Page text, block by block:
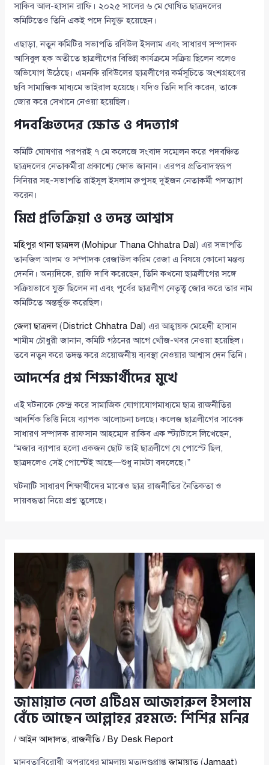
সাকিব আল-হাসান রাফি। ২০২৫ সালের ৬ মে ঘোষিত ছাত্রদলের
কমিটিতেও তিনি একই পদে নিযুক্ত হয়েছেন।
এছাড়া, নতুন কমিটির সভাপতি রবিউল ইসলাম এবং সাধারণ সম্পাদক
আসিবুল হক অতীতে ছাত্রলীগের বিভিন্ন কার্যক্রমে সক্রিয় ছিলেন বলেও
অভিযোগ উঠেছে। এমনকি রবিউলের ছাত্রলীগের কর্মসূচিতে অংশগ্রহণের
ছবি সামাজিক মাধ্যমে ভাইরাল হয়েছে। যদিও তিনি দাবি করেন, তাকে
জোর করে সেখানে নেওয়া হয়েছিল।
পদবঞ্চিতদের ক্ষোভ ও পদত্যাগ
কমিটি ঘোষণার পরপরই ৭ মে কলেজে সংবাদ সম্মেলন করে পদবঞ্চিত
ছাত্রদলের নেতাকর্মীরা প্রকাশ্যে ক্ষোভ জানান। এরপর প্রতিবাদস্বরূপ
সিনিয়র সহ-সভাপতি রাইসুল ইসলাম রুপুসহ দুইজন নেতাকর্মী পদত্যাগ
করেন।
মিশ্র প্রতিক্রিয়া ও তদন্ত আশ্বাস
মহিপুর থানা ছাত্রদল(Mohipur Thana Chhatra Dal ) এর সভাপতি
তানজিল আলম ও সম্পাদক রেজাউল করিম রেজা এ বিষয়ে কোনো মন্তব্য
দেননি। অন্যদিকে, রাফি দাবি করেছেন, তিনি কখনো ছাত্রলীগের সঙ্গে
সক্রিয়ভাবে যুক্ত ছিলেন না এবং পূর্বের ছাত্রলীগ নেতৃত্ব জোর করে তার নাম
কমিটিতে অন্তর্ভুক্ত করেছিল।
জেলা ছাত্রদল( District Chhatra Dal ) এর আহ্বায়ক মেহেদী হাসান
শামীম চৌধুরী জানান, কমিটি গঠনের আগে খোঁজ-খবর নেওয়া হয়েছিল।
তবে নতুন করে তদন্ত করে প্রয়োজনীয় ব্যবস্থা নেওয়ার আশ্বাস দেন তিনি।
আদর্শের প্রশ্ন শিক্ষার্থীদের মুখে
এই ঘটনাকে কেন্দ্র করে সামাজিক যোগাযোগমাধ্যমে ছাত্র রাজনীতির
আদর্শিক ভিত্তি নিয়ে ব্যাপক আলোচনা চলছে। কলেজ ছাত্রলীগের সাবেক
সাধারণ সম্পাদক রাফসান আহম্মেদ রাকিব এক স্ট্যাটাসে লিখেছেন,
“মজার ব্যাপার হলো একজন ছোট ভাই ছাত্রলীগে যে পোস্টে ছিল,
ছাত্রদলেও সেই পোস্টেই আছে—শুধু নামটা বদলেছে।”
ঘটনাটি সাধারণ শিক্ষার্থীদের মাঝেও ছাত্র রাজনীতির নৈতিকতা ও
দায়বদ্ধতা নিয়ে প্রশ্ন তুলেছে।
জামায়াত নেতা এটিএম আজহারুল ইসলাম
বেঁচে আছেন আল্লাহর রহমতে: শিশির মনির
/আইন আদালত,রাজনীতি/ By Desk Report
মানবতাবিরোধী অপরাধের মামলায় মৃত্যুদণ্ডপ্রাপ্তজামায়াত(Jamaat)